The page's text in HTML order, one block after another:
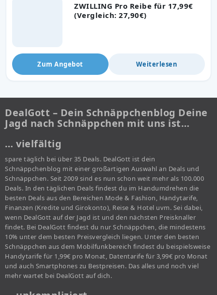
ZWILLING Pro Reibe für 17,99€
(Vergleich: 27,90€)
Zum Angebot Weiterlesen
DealGott – Dein Schnäppchenblog Deine
Jagd nach Schnäppchen mit uns ist…
… vielfältig
spare täglich bei über 35 Deals. DealGott ist dein
Schnäppchenblog mit einer großartigen Auswahl an Deals und
Schnäppchen. Seit 2009 sind es nun schon weit mehr als 100.000
Deals. In den täglichen Deals findest du im Handumdrehen die
besten Deals aus den Bereichen Mode & Fashion, Handytarife,
Finanzen (Kredite und Girokonto), Reise & Hotel uvm. Sei dabei,
wenn DealGott auf der Jagd ist und den nächsten Preisknaller
findet. Bei DealGott findest du nur Schnäppchen, die mindestens
10% unter dem besten Preisvergleich liegen. Unter den besten
Schnäppchen aus dem Mobilfunkbereich findest du beispielsweise
Handytarife für 1,99€ pro Monat, Datentarife für 3,99€ pro Monat
und auch Smartphones zu Bestpreisen. Das alles und noch viel
mehr wartet bei DealGott auf dich.